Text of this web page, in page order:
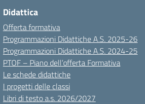
Didattica
Offerta formativa
Programmazioni Didattiche A.S. 2025-26
Programmazioni Didattiche A.S. 2024-25
PTOF – Piano dell’offerta Formativa
Le schede didattiche
I progetti delle classi
Libri di testo a.s. 2026/2027